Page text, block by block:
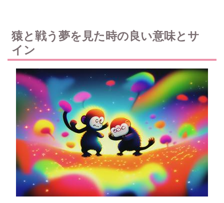
猿と戦う夢を見た時の良い意味とサ
イン